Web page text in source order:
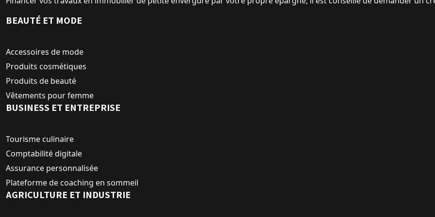
BEAUTÉ ET MODE
Accessoires de mode
Produits cosmétiques
Produits de beauté
Vêtements pour femme
BUSINESS ET ENTREPRISE
Tourisme culinaire
Comptabilité digitale
Assurance personnalisée
Plateforme de coaching en sommeil
AGRICULTURE ET INDUSTRIE